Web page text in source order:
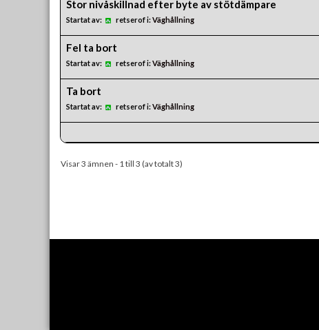
Stor nivåskillnad efter byte av stötdämpare
Startat av: retserofi:Väghållning
Fel ta bort
Startat av: retserofi:Väghållning
Ta bort
Startat av: retserofi:Väghållning
Visar 3 ämnen - 1 till 3 (av totalt 3)